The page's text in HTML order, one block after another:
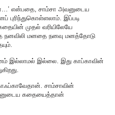
என்பதை, சாம்சா அவனுடைய
புரிந்துகொள்ளலாம். இப்படி
முதல் வரியிலேயே
நனவிலி மனதை நனவு மனத்தோடு
இல்லாமல் இல்லை‌. இது காப்காவின்
சாம்சாவின்
கதையைத்தான்